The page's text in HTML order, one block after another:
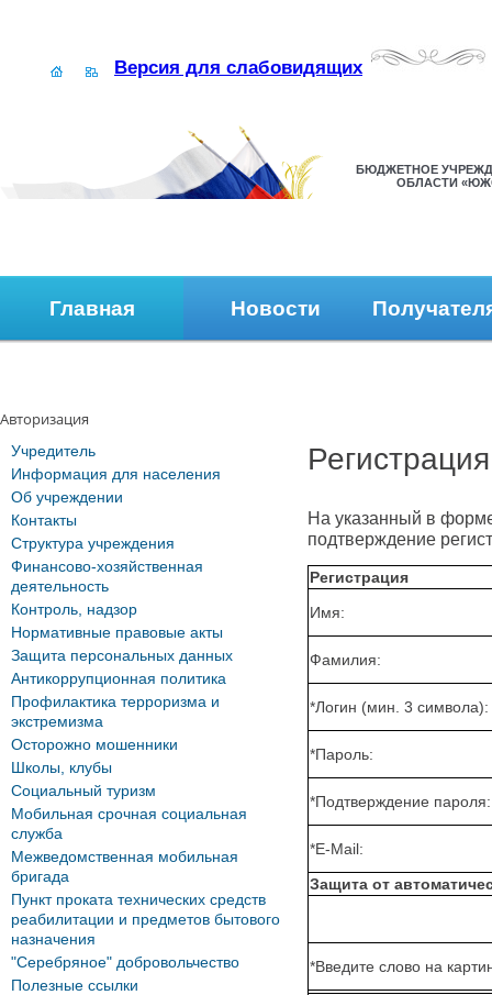
Версия для слабовидящих
БЮДЖЕТНОЕ
ОБЛАСТИ
Главная Новости
Авторизация
Регистрация
На указанный в
подтверждение
Регистрация
Имя:
Фамилия:
*Логин (мин. 3 символа):
*Пароль:
*Подтверждение пароля:
*E-Mail:
Защита от
*Введите слово на
Учредитель
Информация для населения
Об учреждении
Контакты
Структура учреждения
Финансово-хозяйственная
деятельность
Контроль, надзор
Нормативные правовые акты
Защита персональных данных
Антикоррупционная политика
Профилактика терроризма и
экстремизма
Осторожно мошенники
Школы, клубы
Социальный туризм
Мобильная срочная социальная
служба
Межведомственная мобильная
бригада
Пункт проката технических средств
реабилитации и предметов бытового
назначения
"Серебряное" добровольчество
Полезные ссылки